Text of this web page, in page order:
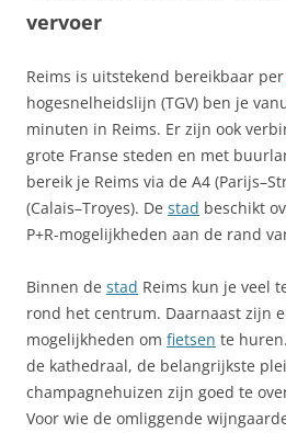
vervoer
Reims is uitstekend bereikbaar per
hogesnelheidslijn (TGV) ben je
minuten in Reims. Er zijn ook
grote Franse steden en met
bereik je Reims via de A4
(Calais–Troyes). De stad beschikt
P+R-mogelijkheden aan de rand
Binnen de stad Reims kun je veel
rond het centrum. Daarnaast zijn
mogelijkheden om fietsen te
de kathedraal, de belangrijkste
champagnehuizen zijn goed te
Voor wie de omliggende